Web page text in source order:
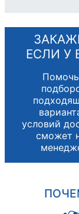
ЕСЛИ У
условий
сможет